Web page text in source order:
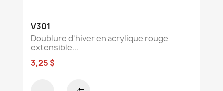
V301
Doublure d'hiver en acrylique rouge
extensible...
3,25 $